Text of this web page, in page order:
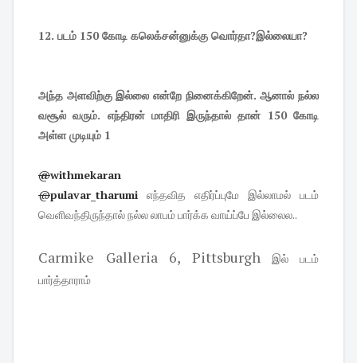
12. படம் 150 கோடி கலெக்சன்னுக்கு வொர்தா?இல்லையா?
அந்த அளவிற்கு இல்லை என்றே நினைக்கிறேன். ஆனால் நல்ல
வசூல் வரும். எந்திரன் மாதிரி இருந்தால் தான் 150 கோடி
அள்ள முடியும் 1
@withmekaran
@pulavar_tharumi எந்தவித எதிர்ப்புமே இல்லாமல் படம்
வெளிவந்திருந்தால் நல்ல லாபம் பார்க்க வாய்ப்பே இல்லைல..
Carmike Galleria 6, Pittsburghஇல் படம்
பார்த்தாராம்